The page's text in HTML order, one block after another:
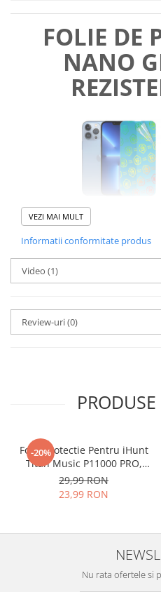
FOLIE DE
NANO
Foliile noastre
esteNano
Acestag
SPARGE in
ascutite si
zgarieturi si
Folia avand
VEZI MAI MULT
Informatii conformitate produs
Video (1)
Review-uri(0)
-20%
Folie Protectie Pentru iHunt
Titan Music P11000 PRO,
VDOO
29,99 RON
23,99 RON
Nu rata ofertele si